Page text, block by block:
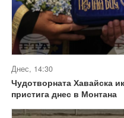
Днес, 14:30
Чудотворната Хавайска
пристига днес в Монтана